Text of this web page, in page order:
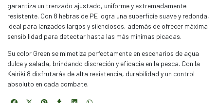
garantiza un trenzado ajustado, uniforme y extremadamente
resistente. Con 8 hebras de PE logra una superficie suave y redonda,
ideal para lanzados largos y silenciosos, además de ofrecer máxima
sensibilidad para detectar hasta las más mínimas picadas.
Su color Green se mimetiza perfectamente en escenarios de agua
dulce y salada, brindando discreción y eficacia en la pesca. Con la
Kairiki 8 disfrutarás de alta resistencia, durabilidad y un control
absoluto en cada combate.